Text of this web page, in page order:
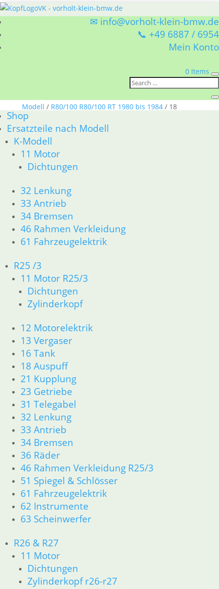
✉ info@vorholt-klein-bmw.de
📞 +49 6887 / 6954
Mein Konto
0 Items
Shop
Ersatzteile nach Modell
K-Modell
11 Motor
Dichtungen
32 Lenkung
33 Antrieb
34 Bremsen
46 Rahmen Verkleidung
61 Fahrzeugelektrik
R25 /3
11 Motor R25/3
Dichtungen
Zylinderkopf
12 Motorelektrik
13 Vergaser
16 Tank
18 Auspuff
21 Kupplung
23 Getriebe
31 Telegabel
32 Lenkung
33 Antrieb
34 Bremsen
36 Räder
46 Rahmen Verkleidung R25/3
51 Spiegel & Schlösser
61 Fahrzeugelektrik
62 Instrumente
63 Scheinwerfer
R26 & R27
11 Motor
Dichtungen
Zylinderkopf r26-r27
Modell / R80/100 R80/100 RT 1980 bis 1984/ 18
Auspuff
18 Auspuff
BMW R80/100 R80/100 RT 1980 bis 1984 18 Auspuff
Alle 7 Ergebnisse werden angezeigt
Auspuffmutter Schlüssel
48,50
Artikelnummer: 1237871
inkl. MwSt.
zzgl.Versandkosten
In den Warenkorb
Auspuffmutter ab /7 kurze
Flügel
28,75€
Artikelnummer: 1234721
inkl. MwSt.
zzgl.Versandkosten
In den Warenkorb
Krümmerschelle 38 er links
Edelstahl
12,50€
Artikelnummer: 1230587
inkl. MwSt.
zzgl.Versandkosten
In den Warenkorb
Krümmerschelle 38 er rechts
Edelstahl
12,50€
Artikelnummer: 1230432